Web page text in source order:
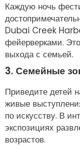
Каждую ночь
Dubai Creek
фейерверками.
выхода с семьей.
3. Семейные
Приведите детей
живые
по искусству. В
экспозициях
возрастов.